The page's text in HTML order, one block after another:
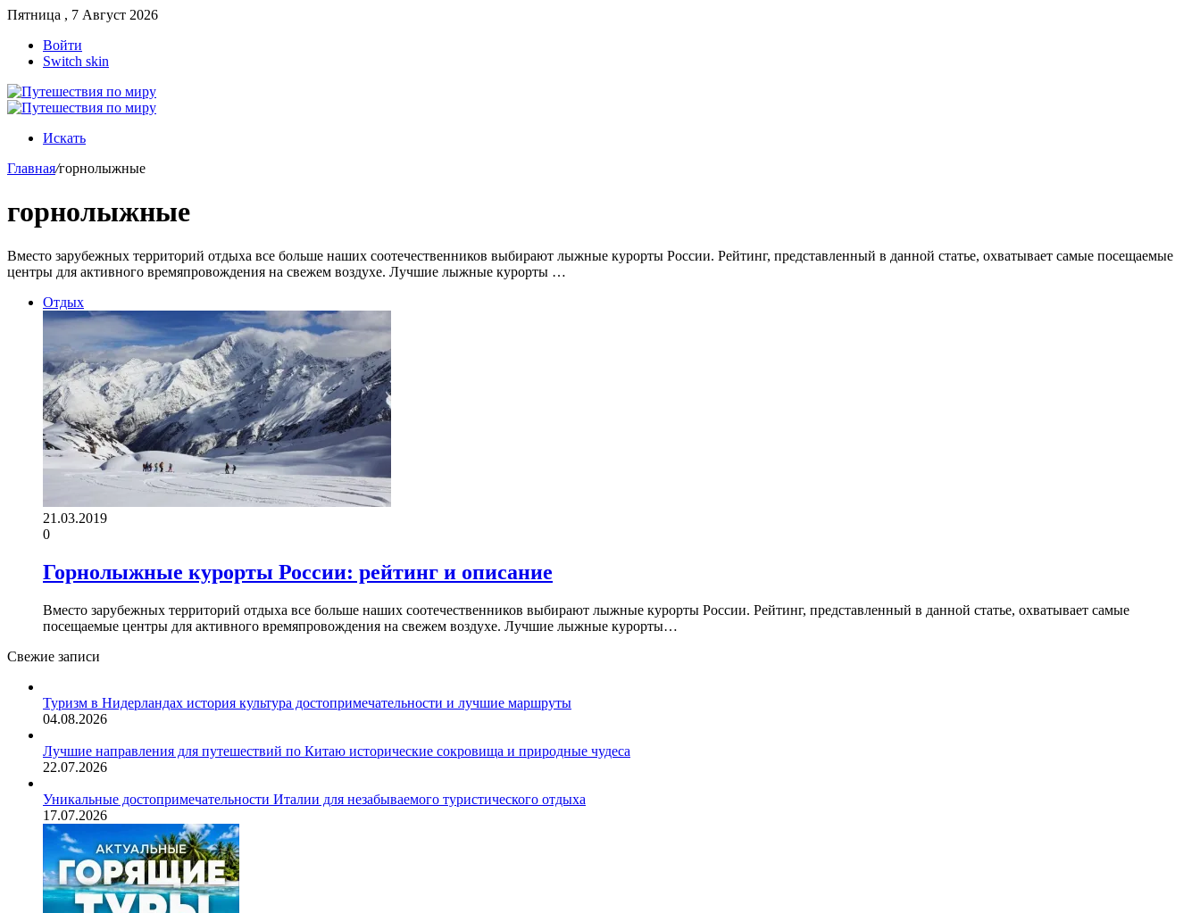
Пятница , 7 Август 2026
Войти
Switch skin
Искать
Главная/горнолыжные
горнолыжные
Вместо зарубежных территорий отдыха все больше наших соотечественников выбирают лыжные курорты России. Рейтинг, представленный в данной статье, охватывает самые посещаемые
центры для активного времяпровождения на свежем воздухе. Лучшие лыжные курорты …
Отдых
21.03.2019
0
Горнолыжные курорты России: рейтинг и описание
Вместо зарубежных территорий отдыха все больше наших соотечественников выбирают лыжные курорты России. Рейтинг, представленный в данной статье, охватывает самые
посещаемые центры для активного времяпровождения на свежем воздухе. Лучшие лыжные курорты…
Свежие записи
Туризм в Нидерландах история культура достопримечательности и лучшие маршруты
04.08.2026
Лучшие направления для путешествий по Китаю исторические сокровища и природные чудеса
22.07.2026
Уникальные достопримечательности Италии для незабываемого туристического отдыха
17.07.2026